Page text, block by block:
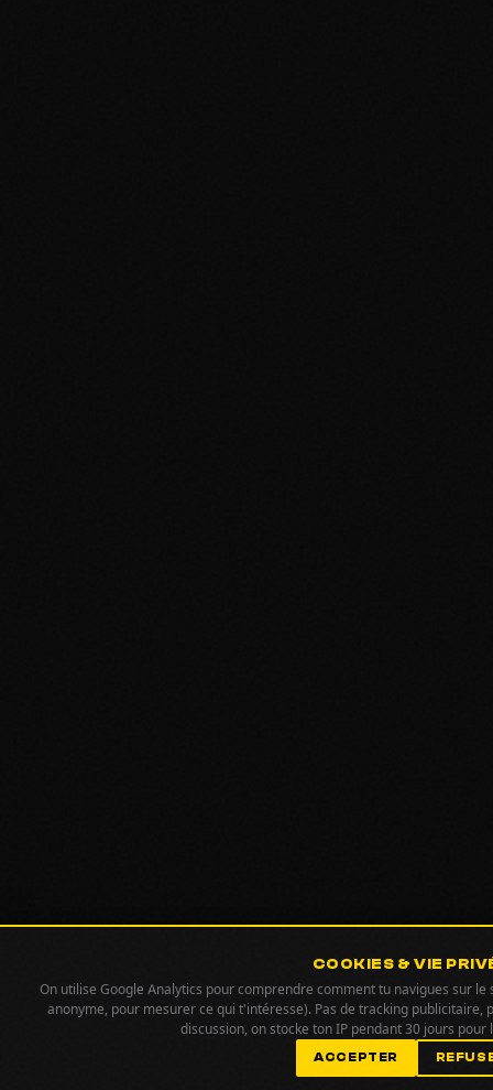
COOKIES & VIE
On utilise Google Analytics pour comprendre comment tu navigues sur
anonyme, pour mesurer ce qui t'intéresse). Pas de tracking publicitaire,
discussion, on stocke ton IP pendant 30 jours
ACCEPTER